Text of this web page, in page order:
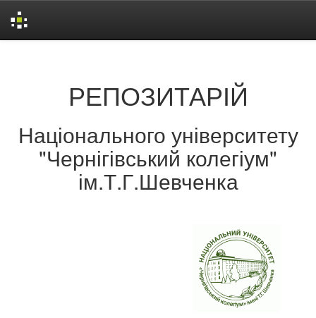
РЕПОЗИТАРІЙ
Національного університету
"Чернігівський колегіум"
ім.Т.Г.Шевченка